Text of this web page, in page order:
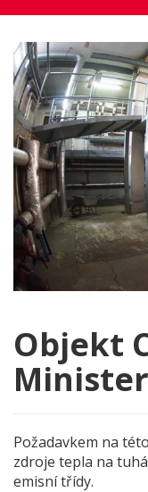
Objekt
Požadavkem na
zdroje tepla na
emisní třídy.